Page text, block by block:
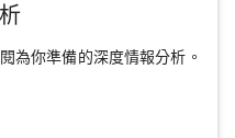
為你準備的深度情報分析。